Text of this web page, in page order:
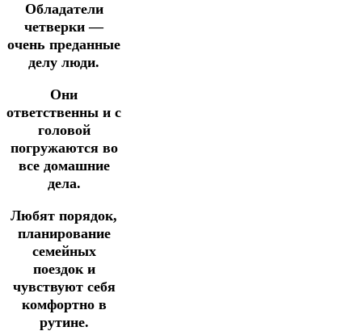
Обладатели
четверки —
очень преданные
делу люди.
Они
ответственны и с
головой
погружаются во
все домашние
дела.
Любят порядок,
планирование
семейных
поездок и
чувствуют себя
комфортно в
рутине.